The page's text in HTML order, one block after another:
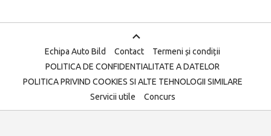
Echipa Auto Bild Contact
Termeni și condiții
POLITICA DE CONFIDENTIALITATE A DATELOR
POLITICA PRIVIND COOKIES SI ALTE TEHNOLOGII SIMILARE
Servicii utile
Concurs